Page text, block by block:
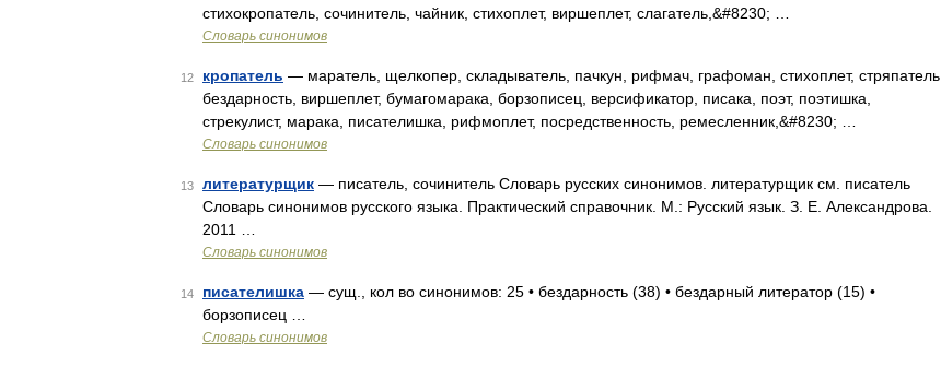
стихокропатель, сочинитель, чайник, стихоплет, виршеплет, слагатель,&#8230; …
Словарь синонимов
12 кропатель — маратель, щелкопер, складыватель, пачкун, рифмач, графоман, стихоплет, стряпатель,
бездарность, виршеплет, бумагомарака, борзописец, версификатор, писака, поэт, поэтишка,
стрекулист, марака, писателишка, рифмоплет, посредственность, ремесленник,&#8230; …
Словарь синонимов
13 литературщик — писатель, сочинитель Словарь русских синонимов. литературщик см. писатель
Словарь синонимов русского языка. Практический справочник. М.: Русский язык. З. Е. Александрова.
2011 …
Словарь синонимов
14 писателишка — сущ., кол во синонимов: 25 • бездарность (38) • бездарный литератор (15) •
борзописец …
Словарь синонимов